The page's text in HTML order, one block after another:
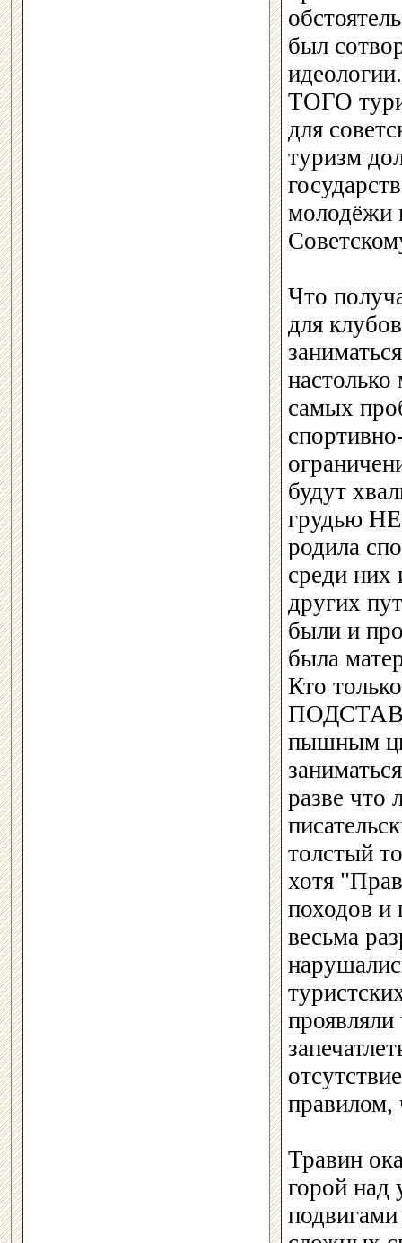
был
ТОГО
для
туризм
молодёжи
Что
для
настолько
самых
будут
грудью
родила
среди них
других
были и
была
Кто
пышным
разве
толстый
хотя
походов
весьма
проявляли
правилом,
Травин
горой